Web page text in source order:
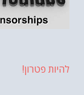
להיות פטרון!